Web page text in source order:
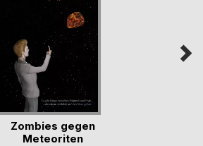
Zombies gegen
Meteoriten